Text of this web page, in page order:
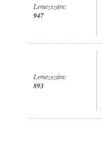
Lemezszám:
947
Lemezszám:
893